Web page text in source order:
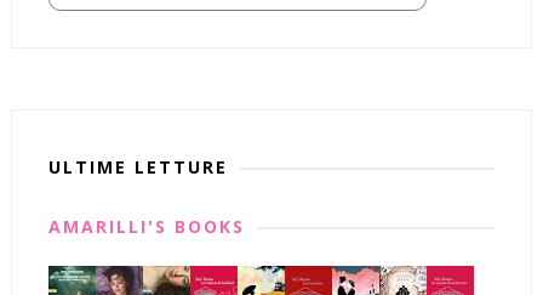
ULTIME LETTURE
AMARILLI'S BOOKS